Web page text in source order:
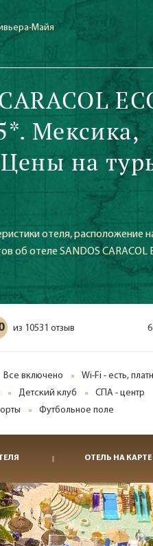
Майя
Мексика,
на
отеля, расположение
об отеле SANDOS CARACOL
из 10531 отзыв
Все включено Wi-Fi - есть,
Детский клуб
СПА - центр
Футбольное поле
ОТЕЛЬ НА КАРТЕ